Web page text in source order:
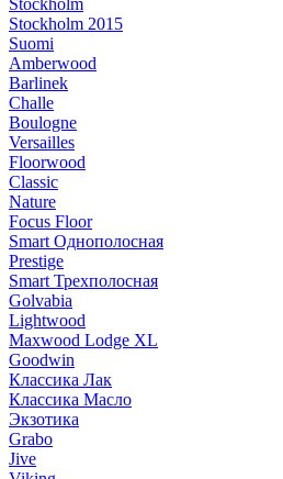
Stockholm
Stockholm 2015
Suomi
Amberwood
Barlinek
Challe
Boulogne
Versailles
Floorwood
Classic
Nature
Focus Floor
Smart Однополосная
Prestige
Smart Трехполосная
Golvabia
Lightwood
Maxwood Lodge XL
Goodwin
Классика Лак
Классика Масло
Экзотика
Grabo
Jive